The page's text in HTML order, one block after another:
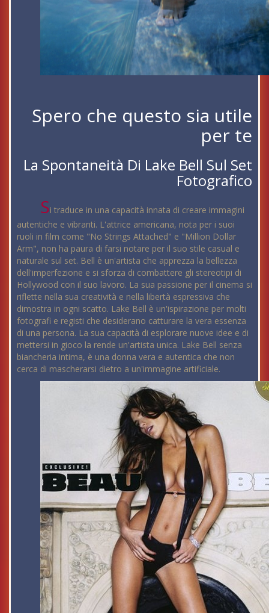
Spero che questo sia utile
per te
La Spontaneità Di Lake Bell Sul Set
Fotografico
Si traduce in una capacità innata di creare immagini
autentiche e vibranti. L'attrice americana, nota per i suoi
ruoli in film come "No Strings Attached" e "Million Dollar
Arm", non ha paura di farsi notare per il suo stile casual e
naturale sul set. Bell è un'artista che apprezza la bellezza
dell'imperfezione e si sforza di combattere gli stereotipi di
Hollywood con il suo lavoro. La sua passione per il cinema si
riflette nella sua creatività e nella libertà espressiva che
dimostra in ogni scatto. Lake Bell è un'ispirazione per molti
fotografi e registi che desiderano catturare la vera essenza
di una persona. La sua capacità di esplorare nuove idee e di
mettersi in gioco la rende un'artista unica. Lake Bell senza
biancheria intima, è una donna vera e autentica che non
cerca di mascherarsi dietro a un'immagine artificiale.